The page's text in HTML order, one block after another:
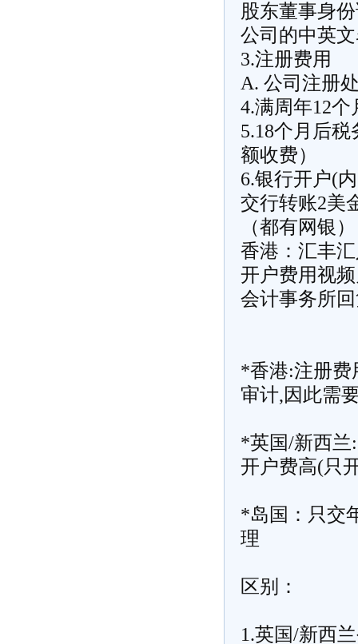
股东董事身
公司的中英
3.注册费用
A. 公司注册
4.满周年12
5.18个月后
额收费）
6.银行开户(
交行转账2美
（都有网银）
香港：汇丰
开户费用视
会计事务所
*香港:注册费
审计,因此需
*英国/新西兰
开户费高(只
*岛国：只交
理
区别：
1.英国/新西